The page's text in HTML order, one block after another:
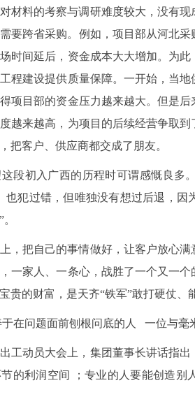
材料的考察与调研难度较大，没有
要跨省采购。例如，项目部从河北
时间延后，资金成本大大增加。为
程建设提供质量保障。一开始，当
项目部的资金压力越来越大。但是
越来越高，为项目的后续经营争取
把客户、供应商都交成了朋友。
段初入广西的历程时可谓感慨良多
也犯过错，但唯独没有想过后退，
，把自己的事情做好，让客户放心
一家人、一条心，战胜了一个又一
贵的财富，是天齐“铁军”敢打硬仗、
在问题面前刨根问底的人 一位与毫
工动员大会上，集团董事长讲话指
的利润空间 ；专业的人要能创造